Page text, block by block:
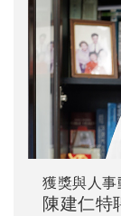
獲獎與人事
陳建仁特